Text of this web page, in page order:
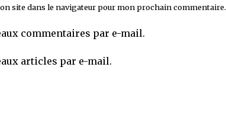
site dans le navigateur pour mon prochain commentaire.
commentaires par e-mail.
articles par e-mail.